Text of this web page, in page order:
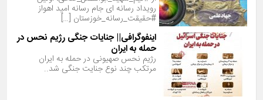
رویداد رسانه ای جام رسانه امید اهواز
#حقیقت_رسانه_خوزستان […]
اینفوگرافی|| جنایات جنگی رژیم نحس در
حمله به ایران
رژیم نحس صهیونی در حمله به ایران
مرتکب چند نوع جنایت جنگی شد..